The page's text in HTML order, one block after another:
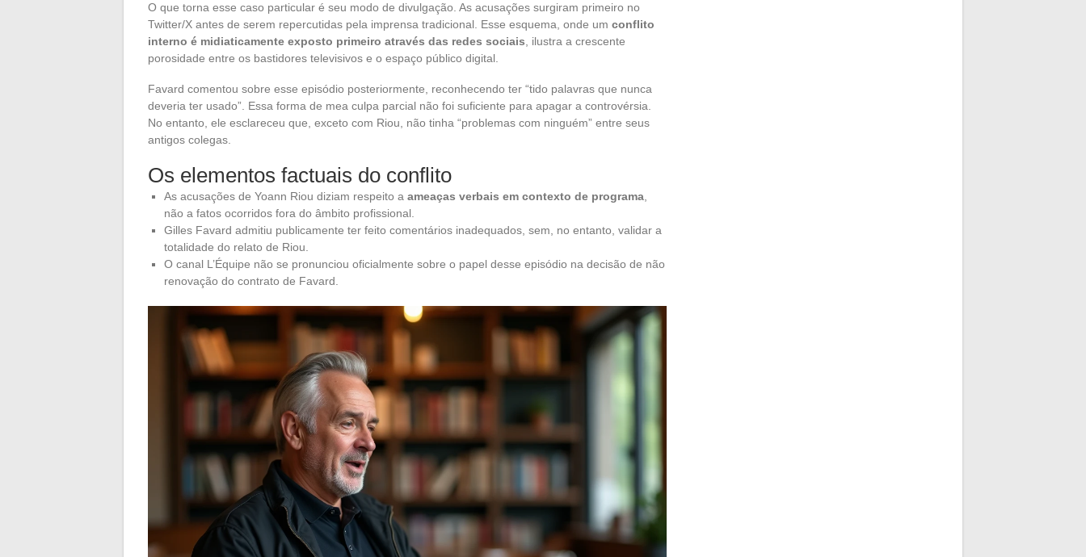
O que torna esse caso particular é seu modo de divulgação. As acusações surgiram primeiro no
Twitter/X antes de serem repercutidas pela imprensa tradicional. Esse esquema, onde um conflito
interno é midiaticamente exposto primeiro através das redes sociais, ilustra a crescente
porosidade entre os bastidores televisivos e o espaço público digital.
Favard comentou sobre esse episódio posteriormente, reconhecendo ter “tido palavras que nunca
deveria ter usado”. Essa forma de mea culpa parcial não foi suficiente para apagar a controvérsia.
No entanto, ele esclareceu que, exceto com Riou, não tinha “problemas com ninguém” entre seus
antigos colegas.
Os elementos factuais do conflito
As acusações de Yoann Riou diziam respeito a ameaças verbais em contexto de programa,
não a fatos ocorridos fora do âmbito profissional.
Gilles Favard admitiu publicamente ter feito comentários inadequados, sem, no entanto, validar a
totalidade do relato de Riou.
O canal L’Équipe não se pronunciou oficialmente sobre o papel desse episódio na decisão de não
renovação do contrato de Favard.